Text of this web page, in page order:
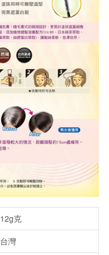
12g克
台灣